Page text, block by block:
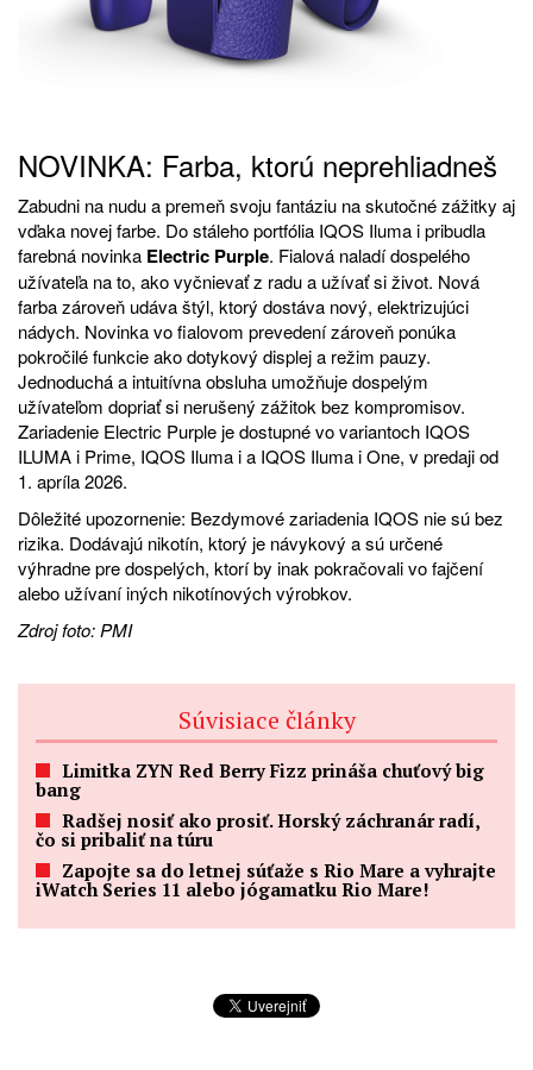
NOVINKA: Farba, ktorú neprehliadneš
Zabudni na nudu a premeň svoju fantáziu na skutočné zážitky aj
vďaka novej farbe. Do stáleho portfólia IQOS Iluma i pribudla
farebná novinka Electric Purple. Fialová naladí dospelého
užívateľa na to, ako vyčnievať z radu a užívať si život. Nová
farba zároveň udáva štýl, ktorý dostáva nový, elektrizujúci
nádych. Novinka vo fialovom prevedení zároveň ponúka
pokročilé funkcie ako dotykový displej a režim pauzy.
Jednoduchá a intuitívna obsluha umožňuje dospelým
užívateľom dopriať si nerušený zážitok bez kompromisov.
Zariadenie Electric Purple je dostupné vo variantoch IQOS
ILUMA i Prime, IQOS Iluma i a IQOS Iluma i One, v predaji od
1. apríla 2026.
Dôležité upozornenie: Bezdymové zariadenia IQOS nie sú bez
rizika. Dodávajú nikotín, ktorý je návykový a sú určené
výhradne pre dospelých, ktorí by inak pokračovali vo fajčení
alebo užívaní iných nikotínových výrobkov.
Zdroj foto: PMI
Súvisiace články
Limitka ZYN Red Berry Fizz prináša chuťový big
bang
Radšej nosiť ako prosiť. Horský záchranár radí,
čo si pribaliť na túru
Zapojte sa do letnej súťaže s Rio Mare a vyhrajte
iWatch Series 11 alebo jógamatku Rio Mare!